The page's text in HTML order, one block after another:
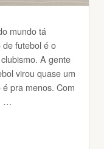
mundo tá
futebol é o
A gente
virou quase um
pra menos. Com
…